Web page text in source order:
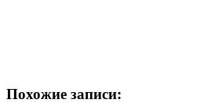
Похожие записи: